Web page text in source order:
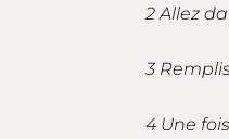
2 Allez
3
4 Une